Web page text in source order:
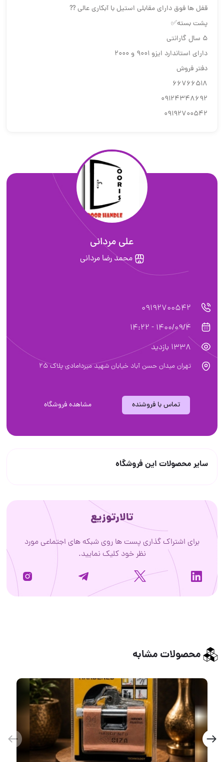
قفل ها فوق دارای مقابلی استیل با آبکاری عالی ??
پشت بسته✅
۵ سال گارانتی
دارای استاندارد ایزو ۹۰۰۱ و ۲۰۰۰
دفتر فروش
66766518
09124348692
09192700542
علی مردانی
محمد رضا مرداني
09192700542
1400/09/4 - 14:22
1338 بازدید
تهران میدان حسن آباد خیابان شهید میردامادی پلاک ۲۵
تماس با فروشنده مشاهده فروشگاه
سایر محصولات این فروشگاه
تالارتوزیع
برای اشتراک گذاری پست ها روی شبکه های اجتماعی مورد
نظر خود کلیک نمایید.
محصولات مشابه